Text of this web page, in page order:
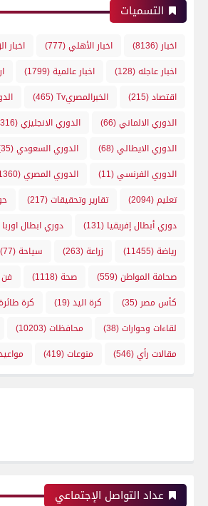
التسميات
اخبار (8136) اخبار الأهلي(777) اخبار
اخبار عاجله(128) اخبار عالمية(1799)
اقتصاد(215) الخبرالمصريTv (465)
الدوري الالماني(66) الدوري الانجليزي(316)
الدوري الايطالي(68) الدوري السعودي(35)
الدوري الفرنسي(11) الدوري المصري(1360)
تعليم(2094) تقارير وتحقيقات(217)
دوري أبطال إفريقيا (131) دوري ابطال اوربا
رياضة(11455) زراعة(263) سياحة(77)
صحافة المواطن(559) صحة(1118) فن
كأس مصر (35) كرة اليد(19) كرة
لقاءات وحوارات(38) محافظات(10203)
مقالات رأي(546) منوعات(419)
عداد التواصل الإجتماعي